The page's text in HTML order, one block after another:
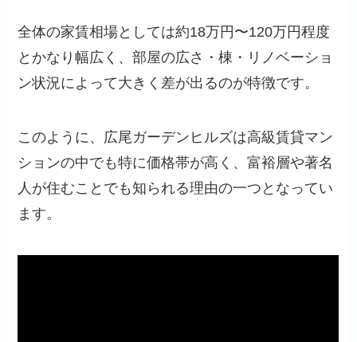
全体の家賃相場としては約18万円〜120万円程度
とかなり幅広く、部屋の広さ・棟・リノベーショ
ン状況によって大きく差が出るのが特徴です。
このように、広尾ガーデンヒルズは高級賃貸マン
ションの中でも特に価格帯が高く、富裕層や著名
人が住むことでも知られる理由の一つとなってい
ます。